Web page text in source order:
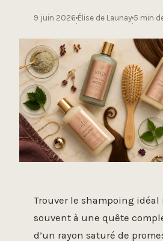
9 juin 2026
·
Élise de Launay
·
5 min
Trouver le shampoing idéal
souvent à une quête
d’un rayon saturé de